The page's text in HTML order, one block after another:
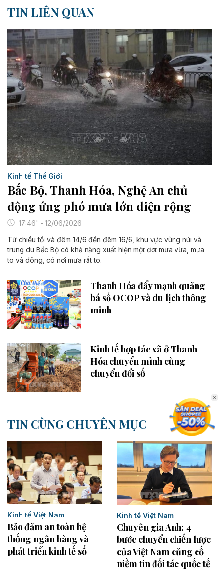
TIN LIÊN QUAN
Kinh tế Thế Giới
Bắc Bộ, Thanh Hóa, Nghệ An chủ
động ứng phó mưa lớn diện rộng
17:46' - 12/06/2026
Từ chiều tối và đêm 14/6 đến đêm 16/6, khu vực vùng núi và
trung du Bắc Bộ có khả năng xuất hiện một đợt mưa vừa, mưa
to và dông, có nơi mưa rất to.
Thanh Hóa đẩy mạnh quảng
bá số OCOP và du lịch thông
minh
Kinh tế hợp tác xã ở Thanh
Hóa chuyển mình cùng
chuyển đổi số
TIN CÙNG CHUYÊN MỤC
Kinh tế Việt Nam
Bảo đảm an toàn hệ
thống ngân hàng và
phát triển kinh tế số
Kinh tế Việt Nam
Chuyên gia Anh: 4
bước chuyển chiến lược
của Việt Nam củng cố
niềm tin đối tác quốc tế